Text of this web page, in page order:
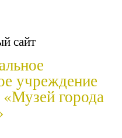
сайт
учреждение
города